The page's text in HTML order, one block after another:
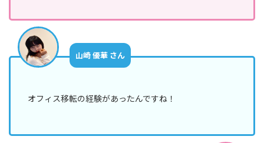
山崎 優華 さん
オフィス移転の経験があったんですね！